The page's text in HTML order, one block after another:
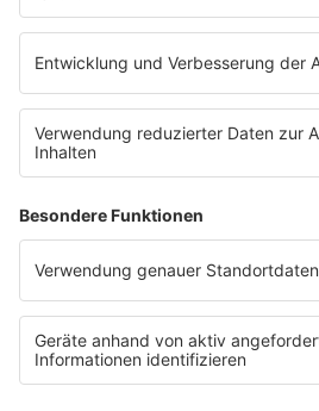
barba radio App
Impressum
Datenschutz Facebook & Instagram
Datenschutzeinstellungen
Clubbedingungen
Werbung schalten
Waffel-Werbepartner
80s80s.de
90s90s.de
Schlagerplanetradio.com
1deutsch.de